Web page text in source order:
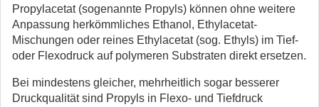
Propylacetat (sogenannte Propyls) können ohne weitere
Anpassung herkömmliches Ethanol, Ethylacetat-
Mischungen oder reines Ethylacetat (sog. Ethyls) im Tief-
oder Flexodruck auf polymeren Substraten direkt ersetzen.
Bei mindestens gleicher, mehrheitlich sogar besserer
Druckqualität sind Propyls in Flexo- und Tiefdruck